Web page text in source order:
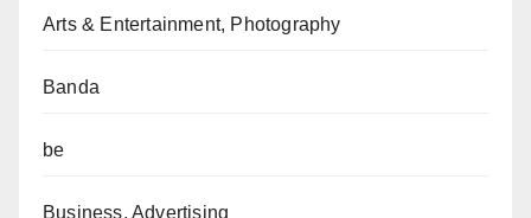
Arts & Entertainment, Photography
Banda
be
Business, Advertising